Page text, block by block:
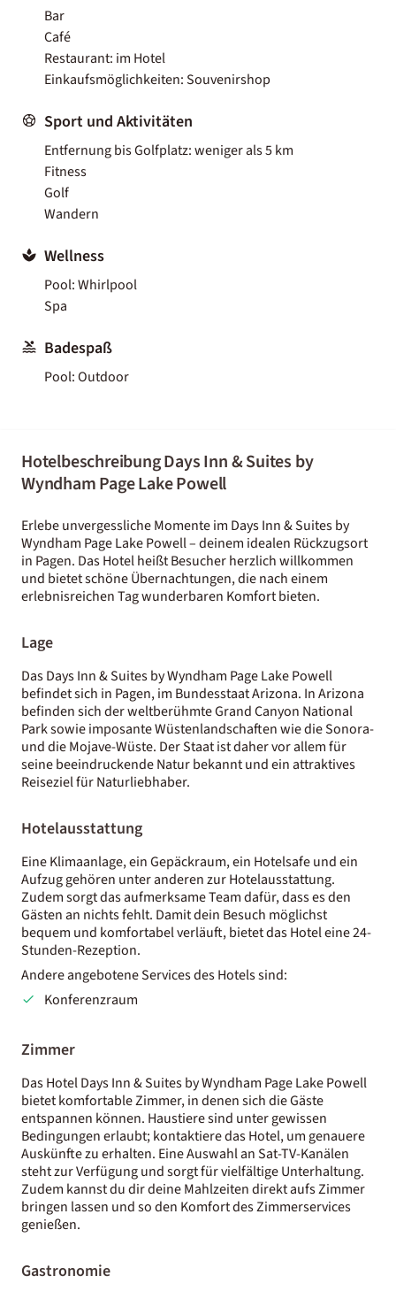
Bar
Café
Restaurant: im Hotel
Einkaufsmöglichkeiten: Souvenirshop
Sport und Aktivitäten
Entfernung bis Golfplatz: weniger als 5 km
Fitness
Golf
Wandern
Wellness
Pool: Whirlpool
Spa
Badespaß
Pool: Outdoor
Hotelbeschreibung Days Inn & Suites by
Wyndham Page Lake Powell
Erlebe unvergessliche Momente im Days Inn & Suites by
Wyndham Page Lake Powell – deinem idealen Rückzugsort
in Pagen. Das Hotel heißt Besucher herzlich willkommen
und bietet schöne Übernachtungen, die nach einem
erlebnisreichen Tag wunderbaren Komfort bieten.
Lage
Das Days Inn & Suites by Wyndham Page Lake Powell
befindet sich in Pagen, im Bundesstaat Arizona. In Arizona
befinden sich der weltberühmte Grand Canyon National
Park sowie imposante Wüstenlandschaften wie die Sonora-
und die Mojave-Wüste. Der Staat ist daher vor allem für
seine beeindruckende Natur bekannt und ein attraktives
Reiseziel für Naturliebhaber.
Hotelausstattung
Eine Klimaanlage, ein Gepäckraum, ein Hotelsafe und ein
Aufzug gehören unter anderen zur Hotelausstattung.
Zudem sorgt das aufmerksame Team dafür, dass es den
Gästen an nichts fehlt. Damit dein Besuch möglichst
bequem und komfortabel verläuft, bietet das Hotel eine 24-
Stunden-Rezeption.
Andere angebotene Services des Hotels sind:
Konferenzraum
Zimmer
Das Hotel Days Inn & Suites by Wyndham Page Lake Powell
bietet komfortable Zimmer, in denen sich die Gäste
entspannen können. Haustiere sind unter gewissen
Bedingungen erlaubt; kontaktiere das Hotel, um genauere
Auskünfte zu erhalten. Eine Auswahl an Sat-TV-Kanälen
steht zur Verfügung und sorgt für vielfältige Unterhaltung.
Zudem kannst du dir deine Mahlzeiten direkt aufs Zimmer
bringen lassen und so den Komfort des Zimmerservices
genießen.
Gastronomie